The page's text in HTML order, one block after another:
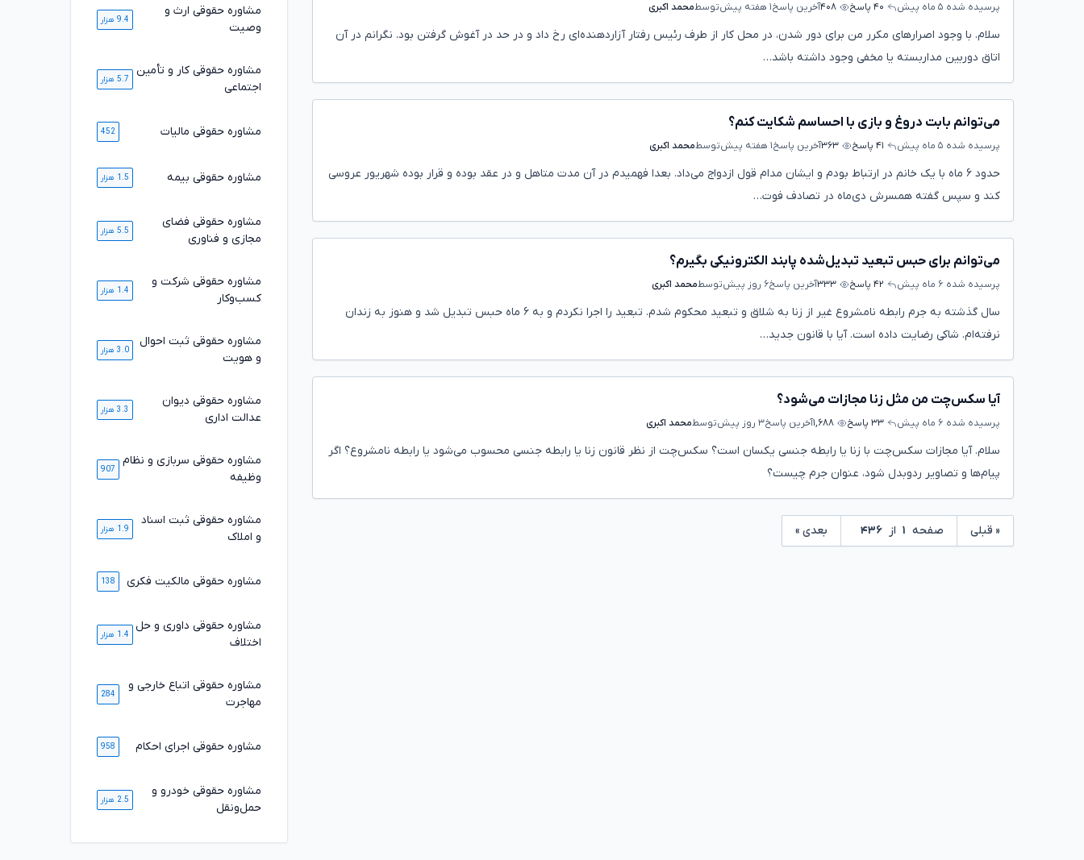
پرسیده شده ۵ ماه پیش ۴۰ پاسخ ۴۰۸آخرین پاسخ۱ هفته پیش توسطمحمد اکبری
سلام. با وجود اصرارهای مکرر من برای دور شدن، در محل کار از طرف رئیس رفتار آزاردهنده‌ای رخ داد و در حد در آغوش گرفتن بود. نگرانم در آن
اتاق دوربین مدار‌بسته یا مخفی وجود داشته باشد…
می‌توانم بابت دروغ و بازی با احساسم شکایت کنم؟
پرسیده شده ۵ ماه پیش ۴۱ پاسخ ۳۶۳آخرین پاسخ۱ هفته پیش توسطمحمد اکبری
حدود ۶ ماه با یک خانم در ارتباط بودم و ایشان مدام قول ازدواج می‌داد. بعدا فهمیدم در آن مدت متاهل و در عقد بوده و قرار بوده شهریور عروسی
کند و سپس گفته همسرش دی‌ماه در تصادف فوت…
می‌توانم برای حبس تبعید تبدیل‌شده پابند الکترونیکی بگیرم؟
پرسیده شده ۶ ماه پیش ۴۲ پاسخ ۳۳۳آخرین پاسخ۶ روز پیش توسطمحمد اکبری
سال گذشته به جرم رابطه نامشروع غیر از زنا به شلاق و تبعید محکوم شدم. تبعید را اجرا نکردم و به ۶ ماه حبس تبدیل شد و هنوز به زندان
نرفته‌ام. شاکی رضایت داده است. آیا با قانون جدید…
آیا سکس‌چت من مثل زنا مجازات می‌شود؟
پرسیده شده ۶ ماه پیش ۳۳ پاسخ ۱,۶۸۸آخرین پاسخ۳ روز پیش توسطمحمد اکبری
سلام. آیا مجازات سکس‌چت با زنا یا رابطه جنسی یکسان است؟ سکس‌چت از نظر قانون زنا یا رابطه جنسی محسوب می‌شود یا رابطه نامشروع؟ اگر
پیام‌ها و تصاویر ردوبدل شود، عنوان جرم چیست؟
« قبلی صفحه ۱ از ۴۳۶ بعدی »
مشاوره حقوقی ارث و
وصیت
9.4 هزار
مشاوره حقوقی کار و تأمین
اجتماعی
5.7 هزار
مشاوره حقوقی مالیات 452
مشاوره حقوقی بیمه 1.5 هزار
مشاوره حقوقی فضای
مجازی و فناوری
5.5 هزار
مشاوره حقوقی شرکت و
کسب‌وکار
1.4 هزار
مشاوره حقوقی ثبت احوال
و هویت
3.0 هزار
مشاوره حقوقی دیوان
عدالت اداری
3.3 هزار
مشاوره حقوقی سربازی و نظام
وظیفه
907
مشاوره حقوقی ثبت اسناد
و املاک
1.9 هزار
مشاوره حقوقی مالکیت فکری 138
مشاوره حقوقی داوری و حل
اختلاف
1.4 هزار
مشاوره حقوقی اتباع خارجی و
مهاجرت
284
مشاوره حقوقی اجرای احکام 958
مشاوره حقوقی خودرو و
حمل‌ونقل
2.5 هزار